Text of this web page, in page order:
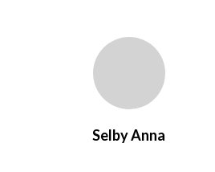
Selby Anna